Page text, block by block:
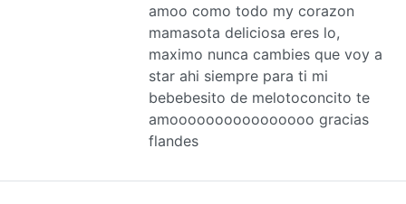
amoo como todo my corazon
mamasota deliciosa eres lo,
maximo nunca cambies que voy a
star ahi siempre para ti mi
bebebesito de melotoconcito te
amoooooooooooooooo gracias
flandes